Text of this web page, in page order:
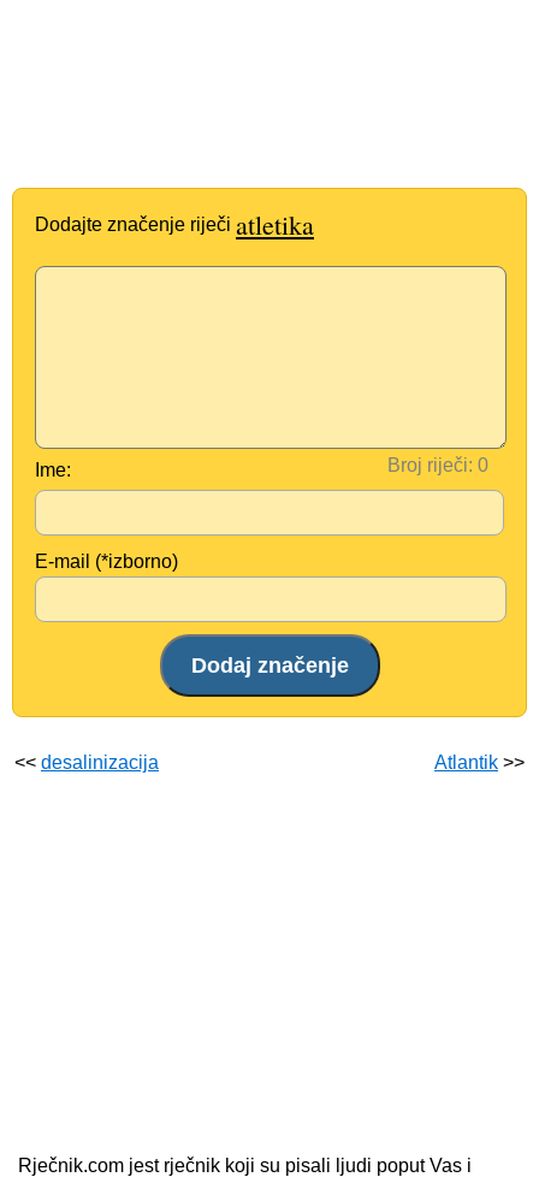
Dodajte značenje riječi atletika
Broj riječi:
Ime:
E-mail (*izborno)
<< desalinizacija Atlantik >>
Rječnik.com jest rječnik koji su pisali ljudi poput Vas i